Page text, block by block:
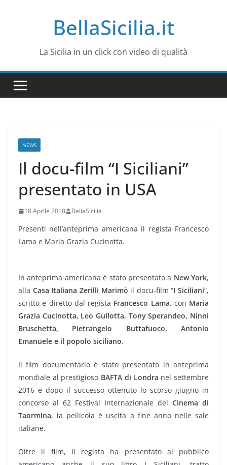
BellaSicilia.it
La Sicilia in un click con video di qualità
NEWS
Il docu-film “I Siciliani”
presentato in USA
18 Aprile 2018 BellaSicilia
Presenti nell’anteprima americana il regista Francesco
Lama e Maria Grazia Cucinotta.
In anteprima americana è stato presentato a New York,
alla Casa Italiana Zerilli Marimò il docu-film “I Siciliani”,
scritto e diretto dal regista Francesco Lama, con Maria
Grazia Cucinotta, Leo Gullotta, Tony Sperandeo, Ninni
Bruschetta, Pietrangelo Buttafuoco, Antonio
Emanuele e il popolo siciliano.
Il film documentario è stato presentato in anteprima
mondiale al prestigioso BAFTA di Londra nel settembre
2016 e dopo il successo ottenuto lo scorso giugno in
concorso al 62 Festival Internazionale del Cinema di
Taormina, la pellicola è uscita a fine anno nelle sale
italiane.
Oltre il film, il regista ha presentato al pubblico